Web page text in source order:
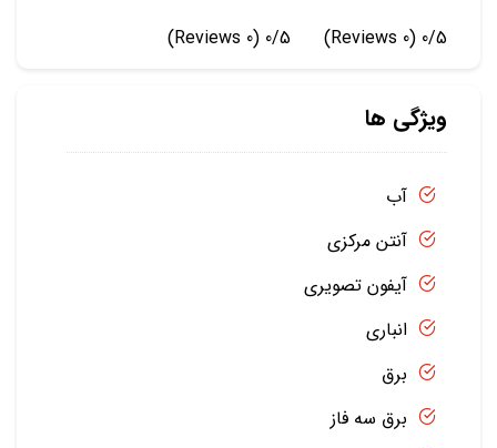
0/5
(0 Reviews)
0/5
(0 Reviews)
ویژگی ها
آب
آنتن مرکزی
آیفون تصویری
انباری
برق
برق سه فاز